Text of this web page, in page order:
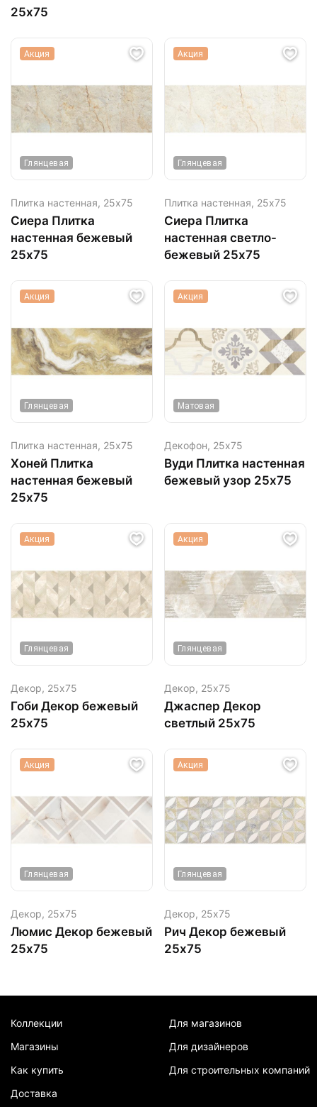
25х75
Акция
Глянцевая
Плитка настенная, 25х75
Сиера Плитка
настенная бежевый
25х75
Акция
Глянцевая
Плитка настенная, 25х75
Сиера Плитка
настенная светло-
бежевый 25х75
Акция
Глянцевая
Плитка настенная, 25х75
Хоней Плитка
настенная бежевый
25х75
Акция
Матовая
Декофон, 25х75
Вуди Плитка настенная
бежевый узор 25х75
Акция
Глянцевая
Декор, 25х75
Гоби Декор бежевый
25х75
Акция
Глянцевая
Декор, 25х75
Джаспер Декор
светлый 25х75
Акция
Глянцевая
Декор, 25х75
Люмис Декор бежевый
25х75
Акция
Глянцевая
Декор, 25х75
Рич Декор бежевый
25х75
Коллекции
Магазины
Как купить
Доставка
Для магазинов
Для дизайнеров
Для строительных компаний